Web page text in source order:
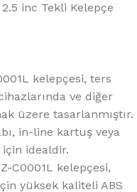
inc Tekli Kelepçe
kelepçesi, ters
ve diğer
üzere tasarlanmıştır.
in-line kartuş veya
için idealdir.
C0001L kelepçesi,
yüksek kaliteli ABS